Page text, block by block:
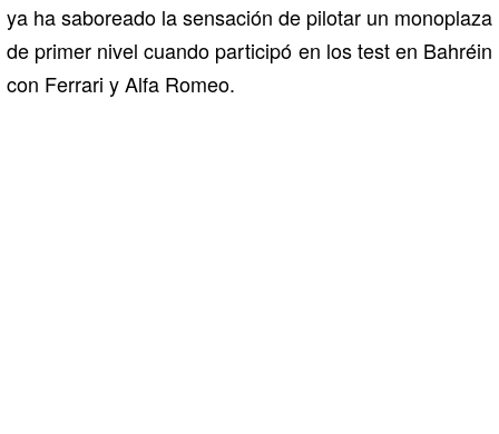
ya ha saboreado la sensación de pilotar un monoplaza
de primer nivel cuando participó en los test en Bahréin
con Ferrari y Alfa Romeo.